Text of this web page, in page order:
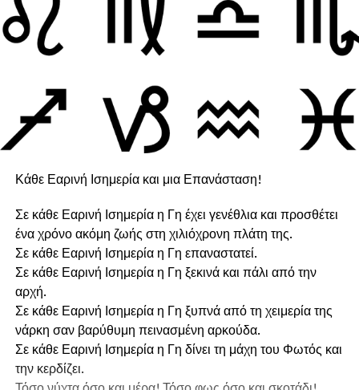
Κάθε Εαρινή Ισημερία και μια Επανάσταση!
Σε κάθε Εαρινή Ισημερία η Γη έχει γενέθλια και προσθέτει
ένα χρόνο ακόμη ζωής στη χιλιόχρονη πλάτη της.
Σε κάθε Εαρινή Ισημερία η Γη επαναστατεί.
Σε κάθε Εαρινή Ισημερία η Γη ξεκινά και πάλι από την
αρχή.
Σε κάθε Εαρινή Ισημερία η Γη ξυπνά από τη χειμερία της
νάρκη σαν βαρύθυμη πεινασμένη αρκούδα.
Σε κάθε Εαρινή Ισημερία η Γη δίνει τη μάχη του Φωτός και
την κερδίζει.